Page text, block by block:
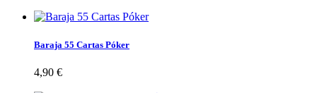
Baraja 55 Cartas Póker
4,90 €